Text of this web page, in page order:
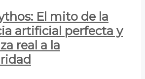
El mito de la
artificial perfecta y
real a la